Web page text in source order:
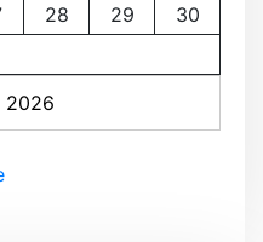
2026
28 29
30